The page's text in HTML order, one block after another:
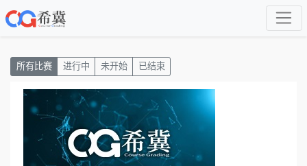
所有比赛 进行中 未开始 已结束